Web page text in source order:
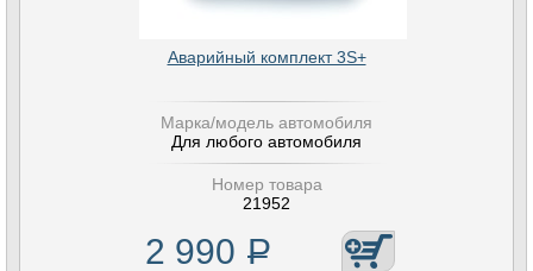
Аварийный комплект 3S+
Марка/модель автомобиля
Для любого автомобиля
Номер товара
21952
2 990 Р